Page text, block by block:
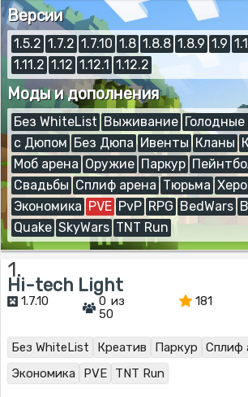
Версии
1.5.2 1.7.2 1.7.10 1.8 1.8.8 1.8.9 1.9
1.11.2 1.12 1.12.1 1.12.2
Моды и дополнения
Без WhiteList Выживание Голодные
с Дюпом Без Дюпа Ивенты Кланы
Моб арена Оружие Паркур
Свадьбы Сплиф арена Тюрьма
Экономика PVE PvP RPG BedWars
Quake SkyWars TNT Run
1.
Hi-tech Light
1.7.10
0 из
50
181
Без WhiteList Креатив Паркур Сплиф
Экономика
PVE TNT Run